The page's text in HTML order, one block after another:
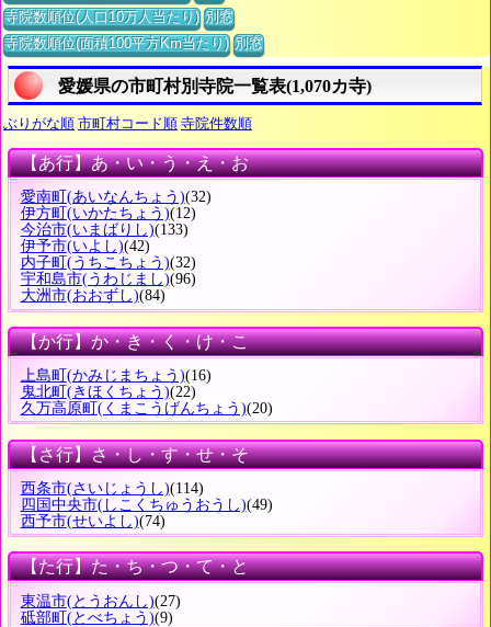
寺院数順位(人口10万人当たり) 別窓
寺院数順位(面積100平方Km当たり) 別窓
愛媛県の市町村別寺院一覧表(1,070カ寺)
ぶりがな順 市町村コード順 寺院件数順
【あ行】あ・い・う・え・お
愛南町 (あいなんちょう)(32)
伊方町 (いかたちょう)(12)
今治市(いまばりし)(133)
伊予市(いよし)(42)
内子町 (うちこちょう)(32)
宇和島市(うわじまし)(96)
大洲市(おおずし)(84)
【か行】か・き・く・け・こ
上島町 (かみじまちょう)(16)
鬼北町 (きほくちょう)(22)
久万高原町 (くまこうげんちょう)(20)
【さ行】さ・し・す・せ・そ
西条市(さいじょうし)(114)
四国中央市(しこくちゅうおうし)(49)
西予市(せいよし)(74)
【た行】た・ち・つ・て・と
東温市(とうおんし)(27)
砥部町 (とべちょう)(9)